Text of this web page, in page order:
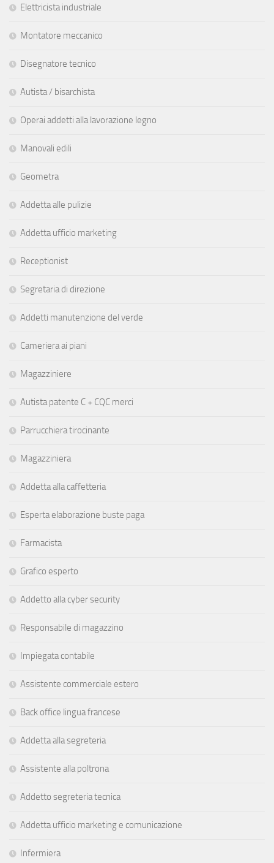
Elettricista industriale
Montatore meccanico
Disegnatore tecnico
Autista / bisarchista
Operai addetti alla lavorazione legno
Manovali edili
Geometra
Addetta alle pulizie
Addetta ufficio marketing
Receptionist
Segretaria di direzione
Addetti manutenzione del verde
Cameriera ai piani
Magazziniere
Autista patente C + CQC merci
Parrucchiera tirocinante
Magazziniera
Addetta alla caffetteria
Esperta elaborazione buste paga
Farmacista
Grafico esperto
Addetto alla cyber security
Responsabile di magazzino
Impiegata contabile
Assistente commerciale estero
Back office lingua francese
Addetta alla segreteria
Assistente alla poltrona
Addetto segreteria tecnica
Addetta ufficio marketing e comunicazione
Infermiera